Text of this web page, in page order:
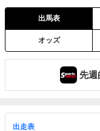
出馬表
オッズ
先週